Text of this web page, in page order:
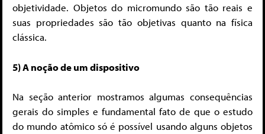
objetividade. Objetos do micromundo são tão reais e
suas propriedades são tão objetivas quanto na física
clássica.
5) A noção de um dispositivo
Na seção anterior mostramos algumas consequências
gerais do simples e fundamental fato de que o estudo
do mundo atômico só é possível usando alguns objetos